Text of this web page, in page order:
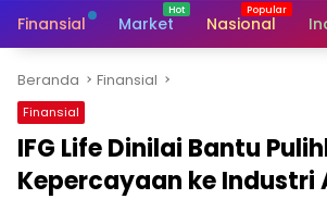
Finansial Market Nasional
Beranda Finansial
Finansial
IFG Life Dinilai Bantu
Kepercayaan ke Industri